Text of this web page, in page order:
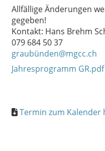
Allfällige Änderungen
gegeben!
Kontakt: Hans Brehm
079 684 50 37
graubünden@mgcc.ch
Jahresprogramm GR.pdf
Termin zum Kalender